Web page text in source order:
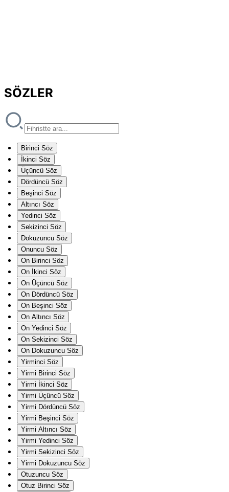
SÖZLER
Birinci Söz
İkinci Söz
Üçüncü Söz
Dördüncü Söz
Beşinci Söz
Altıncı Söz
Yedinci Söz
Sekizinci Söz
Dokuzuncu Söz
Onuncu Söz
On Birinci Söz
On İkinci Söz
On Üçüncü Söz
On Dördüncü Söz
On Beşinci Söz
On Altıncı Söz
On Yedinci Söz
On Sekizinci Söz
On Dokuzuncu Söz
Yirminci Söz
Yirmi Birinci Söz
Yirmi İkinci Söz
Yirmi Üçüncü Söz
Yirmi Dördüncü Söz
Yirmi Beşinci Söz
Yirmi Altıncı Söz
Yirmi Yedinci Söz
Yirmi Sekizinci Söz
Yirmi Dokuzuncu Söz
Otuzuncu Söz
Otuz Birinci Söz